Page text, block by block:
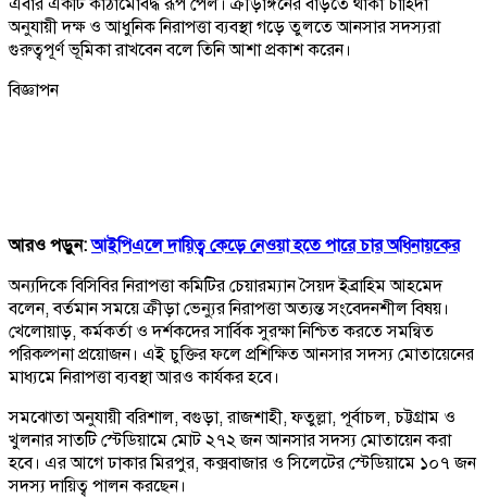
অনুযায়ী দক্ষ ও আধুনিক নিরাপত্তা ব্যবস্থা গড়ে তুলতে আনসার সদস্যরা
গুরুত্বপূর্ণ ভূমিকা রাখবেন বলে তিনি আশা প্রকাশ করেন।
বিজ্ঞাপন
আরও পড়ুন:আইপিএলে দায়িত্ব কেড়ে নেওয়া হতে পারে চার অধিনায়কের
অন্যদিকে বিসিবির নিরাপত্তা কমিটির চেয়ারম্যান সৈয়দ ইব্রাহিম আহমেদ
বলেন, বর্তমান সময়ে ক্রীড়া ভেন্যুর নিরাপত্তা অত্যন্ত সংবেদনশীল বিষয়।
খেলোয়াড়, কর্মকর্তা ও দর্শকদের সার্বিক সুরক্ষা নিশ্চিত করতে সমন্বিত
পরিকল্পনা প্রয়োজন। এই চুক্তির ফলে প্রশিক্ষিত আনসার সদস্য মোতায়েনের
মাধ্যমে নিরাপত্তা ব্যবস্থা আরও কার্যকর হবে।
সমঝোতা অনুযায়ী বরিশাল, বগুড়া, রাজশাহী, ফতুল্লা, পূর্বাচল, চট্টগ্রাম ও
খুলনার সাতটি স্টেডিয়ামে মোট ২৭২ জন আনসার সদস্য মোতায়েন করা
হবে। এর আগে ঢাকার মিরপুর, কক্সবাজার ও সিলেটের স্টেডিয়ামে ১০৭ জন
সদস্য দায়িত্ব পালন করছেন।